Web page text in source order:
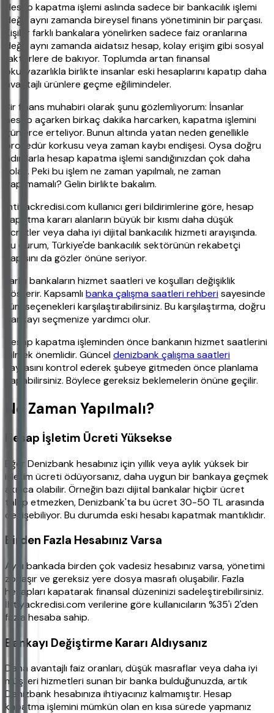
Hesap kapatma işlemi aslında sadece bir bankacılık işlemi
değil; aynı zamanda bireysel finans yönetiminin bir parçası.
Kişiler farklı bankalara yönelirken sadece faiz oranlarına
değil, aynı zamanda aidatsız hesap, kolay erişim gibi sosyal
faktörlere de bakıyor. Toplumda artan finansal
okuryazarlıkla birlikte insanlar eski hesaplarını kapatıp daha
avantajlı ürünlere geçme eğilimindeler.
Bir finans muhabiri olarak şunu gözlemliyorum: İnsanlar
hesap açarken birkaç dakika harcarken, kapatma işlemini
günlerce erteliyor. Bunun altında yatan neden genellikle
prosedür korkusu veya zaman kaybı endişesi. Oysa doğru
adımlarla hesap kapatma işlemi sandığınızdan çok daha
kolay. Peki bu işlem ne zaman yapılmalı, ne zaman
yapılmamalı? Gelin birlikte bakalım.
İhtiyackredisi.com kullanıcı geri bildirimlerine göre, hesap
kapatma kararı alanların büyük bir kısmı daha düşük
ücretler veya daha iyi dijital bankacılık hizmeti arayışında.
Bu durum, Türkiye'de bankacılık sektörünün rekabetçi
yapısını da gözler önüne seriyor.
Farklı bankaların hizmet saatleri ve koşulları değişiklik
gösterir. Kapsamlıbanka çalışma saatleri rehberisayesinde
tüm seçenekleri karşılaştırabilirsiniz. Bu karşılaştırma, doğru
bankayı seçmenize yardımcı olur.
Hesap kapatma işleminden önce bankanın hizmet saatlerini
bilmek önemlidir. Günceldenizbank çalışma saatleri
sayfasını kontrol ederek şubeye gitmeden önce planlama
yapabilirsiniz. Böylece gereksiz beklemelerin önüne geçilir.
Ne Zaman Yapılmalı?
Hesap İşletim Ücreti Yüksekse
Eğer Denizbank hesabınız için yıllık veya aylık yüksek bir
işletim ücreti ödüyorsanız, daha uygun bir bankaya geçmek
akıllıca olabilir. Örneğin bazı dijital bankalar hiçbir ücret
talep etmezken, Denizbank'ta bu ücret 30-50 TL arasında
değişebiliyor. Bu durumda eski hesabı kapatmak mantıklıdır.
Birden Fazla Hesabınız Varsa
Aynı bankada birden çok vadesiz hesabınız varsa, yönetimi
zorlaşır ve gereksiz yere dosya masrafı oluşabilir. Fazla
hesapları kapatarak finansal düzeninizi sadeleştirebilirsiniz.
İhtiyackredisi.com verilerine göre kullanıcıların %35'i 2'den
fazla hesaba sahip.
Bankayı Değiştirme Kararı Aldıysanız
Daha avantajlı faiz oranları, düşük masraflar veya daha iyi
müşteri hizmetleri sunan bir banka bulduğunuzda, artık
Denizbank hesabınıza ihtiyacınız kalmamıştır. Hesap
kapatma işlemini mümkün olan en kısa sürede yapmanız